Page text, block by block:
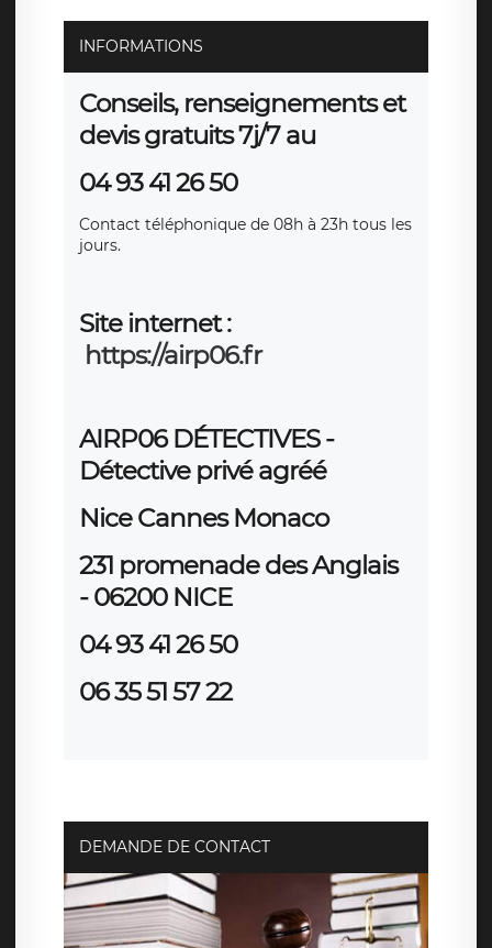
INFORMATIONS
Conseils, renseignements et
devis gratuits 7j/7 au
04 93 41 26 50
Contact téléphonique de 08h à 23h tous les
jours.
Site internet :
https://airp06.fr
AIRP06 DÉTECTIVES-
Détective privé agréé
Nice Cannes Monaco
231 promenade des Anglais
- 06200 NICE
04 93 41 26 50
06 35 51 57 22
DEMANDE DE CONTACT